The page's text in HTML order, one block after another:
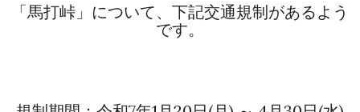
「馬打峠」について、下記交通規制があるよう
です。